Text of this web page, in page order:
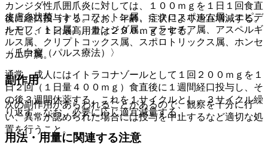
皮膚糸状菌（トリコフィトン属、ミクロスポルム属、エピデ
ルモフィトン属）、カンジダ属、マラセチア属、アスペルギ
ルス属、クリプトコックス属、スポロトリックス属、ホンセ
カエア属。
副作用
次の副作用があらわれることがあるので、観察を十分に行
い、異常が認められた場合には投与を中止するなど適切な処
置を行うこと。
カンジダ性爪囲爪炎に対しては、１００ｍｇを１日１回食直
後に経口投与する。なお、年齢、症状により適宜増減する。
ただし、１日最高用量は２００ｍｇとする。
〈爪白癬（パルス療法）〉
通常、成人にはイトラコナゾールとして１回２００ｍｇを１
日２回（１日量４００ｍｇ）食直後に１週間経口投与し、そ
の後３週間休薬する。これを１サイクルとし、３サイクル繰
り返す。なお、必要に応じ適宜減量する。
用法・用量に関連する注意